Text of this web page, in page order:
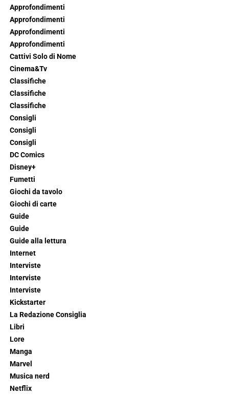
Approfondimenti
Approfondimenti
Approfondimenti
Approfondimenti
Cattivi Solo di Nome
Cinema&Tv
Classifiche
Classifiche
Classifiche
Consigli
Consigli
Consigli
DC Comics
Disney+
Fumetti
Giochi da tavolo
Giochi di carte
Guide
Guide
Guide alla lettura
Internet
Interviste
Interviste
Interviste
Kickstarter
La Redazione Consiglia
Libri
Lore
Manga
Marvel
Musica nerd
Netflix